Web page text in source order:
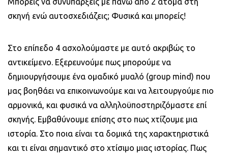
σκηνή ενώ αυτοσχεδιάζεις; Φυσικά και μπορείς!
Στο επίπεδο 4 ασχολούμαστε με αυτό ακριβώς το
αντικείμενο. Εξερευνούμε πως μπορούμε να
δημιουργήσουμε ένα ομαδικό μυαλό (group mind) που
μας βοηθάει να επικοινωνούμε και να λειτουργούμε πιο
αρμονικά, και φυσικά να αλληλοϋποστηριζόμαστε επί
σκηνής. Εμβαθύνουμε επίσης στο πως χτίζουμε μια
ιστορία. Στο ποια είναι τα δομικά της χαρακτηριστικά
και τι είναι σημαντικό στο χτίσιμο μιας ιστορίας. Πως